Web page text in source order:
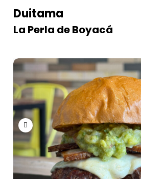
Duitama
La Perla de Boyacá